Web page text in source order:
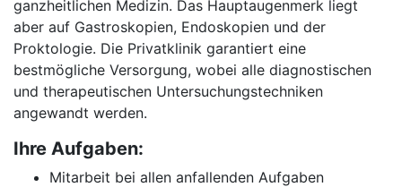
ganzheitlichen Medizin. Das Hauptaugenmerk liegt
aber auf Gastroskopien, Endoskopien und der
Proktologie. Die Privatklinik garantiert eine
bestmögliche Versorgung, wobei alle diagnostischen
und therapeutischen Untersuchungstechniken
angewandt werden.
Ihre Aufgaben:
Mitarbeit bei allen anfallenden Aufgaben